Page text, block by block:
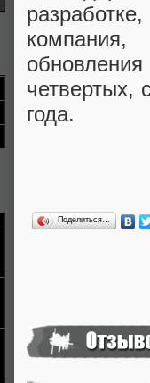
компания,
четвертых,
года.
Поделиться…